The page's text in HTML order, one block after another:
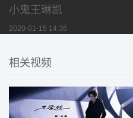
小鬼王琳凯
2020-01-15 14:36
相关视频